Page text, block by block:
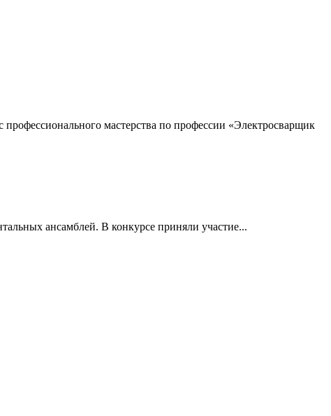
мастерства по профессии «Электросварщик
ансамблей. В конкурсе приняли участие...